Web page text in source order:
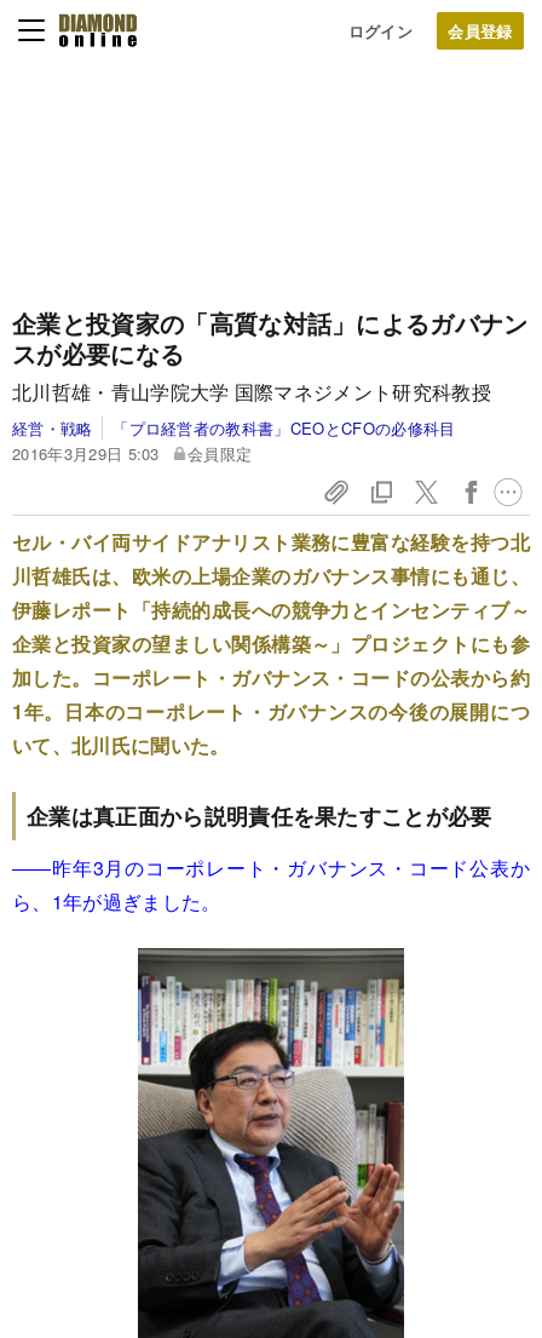
ログイン
企業と投資家の「高質な対話」によるガバナン
スが必要になる
北川哲雄・青山学院大学 国際マネジメント研究科教授
経営・戦略
「プロ経営者の教科書」CEOとCFOの必修科目
2016年3月29日 5:03
会員限定
セル・バイ両サイドアナリスト業務に豊富な経験を持つ北
川哲雄氏は、欧米の上場企業のガバナンス事情にも通じ、
伊藤レポート「持続的成長への競争力とインセンティブ～
企業と投資家の望ましい関係構築～」プロジェクトにも参
加した。コーポレート・ガバナンス・コードの公表から約
1年。日本のコーポレート・ガバナンスの今後の展開につ
いて、北川氏に聞いた。
企業は真正面から説明責任を果たすことが必要
――昨年3月のコーポレート・ガバナンス・コード公表か
ら、1年が過ぎました。